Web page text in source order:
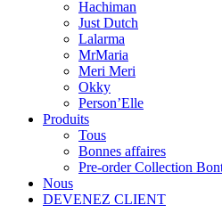
Hachiman
Just Dutch
Lalarma
MrMaria
Meri Meri
Okky
Person’Elle
Produits
Tous
Bonnes affaires
Pre-order Collection
Nous
DEVENEZ CLIENT